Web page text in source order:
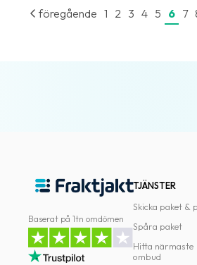
Medarbetare
Villkor
villkor
Integritet
föregående 1 2 3 4 5 6 7
Baserat på 1tn omdömen
TJÄNSTER
Skicka paket &
Spåra paket
Hitta närmaste
ombud